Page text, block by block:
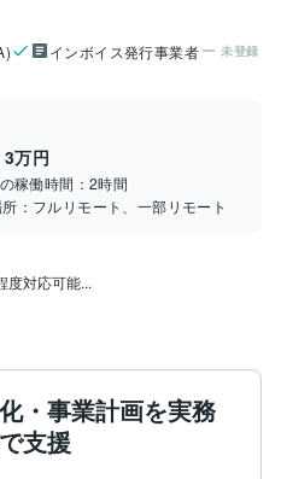
インボイス発行事業者 未登録
3万円
稼働時間：2時間
： フルリモート、一部リモート
度対応可能...
・事業計画を実務
支援